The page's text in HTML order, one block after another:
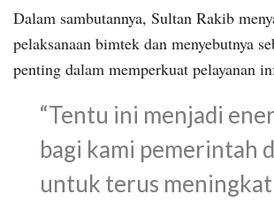
Dalam sambutannya, Sultan Rakib
pelaksanaan bimtek dan menyebutnya
penting dalam memperkuat pelayanan
“Tentu ini menjadi
bagi kami pemerintah
untuk terus